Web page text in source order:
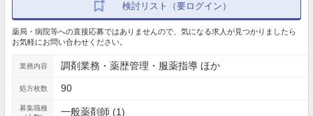
検討リスト（要ログイン）
薬局・病院等への直接応募ではありませんので、気になる求人が見つかりましたら
お気軽にお問い合わせください。
業務内容 調剤業務・薬歴管理・服薬指導 ほか
処方枚数 90
募集職種
一般薬剤師 (1)